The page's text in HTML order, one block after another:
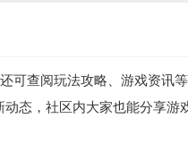
可查阅玩法攻略、游戏资讯
态，社区内大家也能分享游